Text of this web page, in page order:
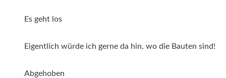
Es geht los
Eigentlich würde ich gerne da hin, wo die Bauten sind!
Abgehoben